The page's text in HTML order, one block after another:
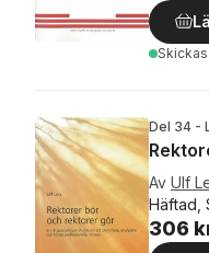
Skickas
Del 34 -
Av Ulf
Häftad,
306